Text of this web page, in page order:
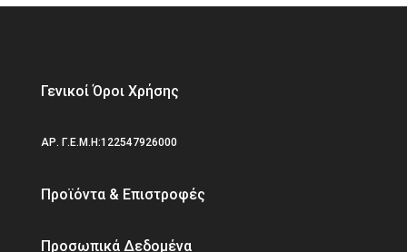
Γενικοί Όροι Χρήσης
ΑΡ. Γ.Ε.Μ.Η:122547926000
Προϊόντα & Επιστροφές
Προσωπικά Δεδομένα